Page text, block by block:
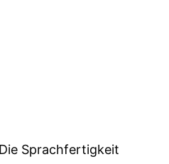
Sprachfertigkeit